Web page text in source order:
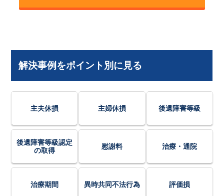
解決事例をポイント別に見る
主夫休損 主婦休損 後遺障害等級
後遺障害等級認定
の取得
慰謝料 治療・通院
治療期間 異時共同不法行為 評価損